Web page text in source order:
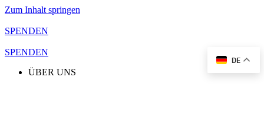
Zum Inhalt springen
SPENDEN
SPENDEN
ÜBER UNS
DE